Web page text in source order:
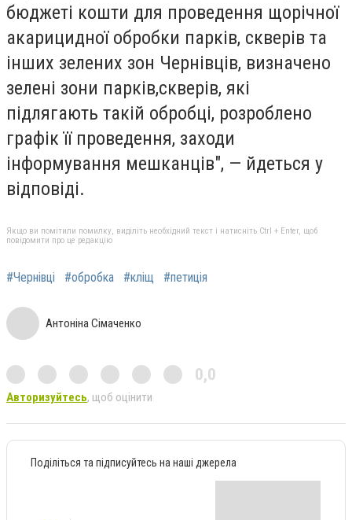
бюджеті кошти для проведення щорічної
акарицидної обробки парків, скверів та
інших зелених зон Чернівців, визначено
зелені зони парків,скверів, які
підлягають такій обробці, розроблено
графік її проведення, заходи
інформування мешканців", — йдеться у
відповіді.
Якщо ви помітили помилку, виділіть необхідний текст і натисніть Ctrl + Enter, щоб
повідомити про це редакцію
#Чернівці #обробка #кліщ #петиція
Антоніна Сімаченко
0,0
Авторизуйтесь, щоб оцінити
Поділіться та підписуйтесь на наші джерела